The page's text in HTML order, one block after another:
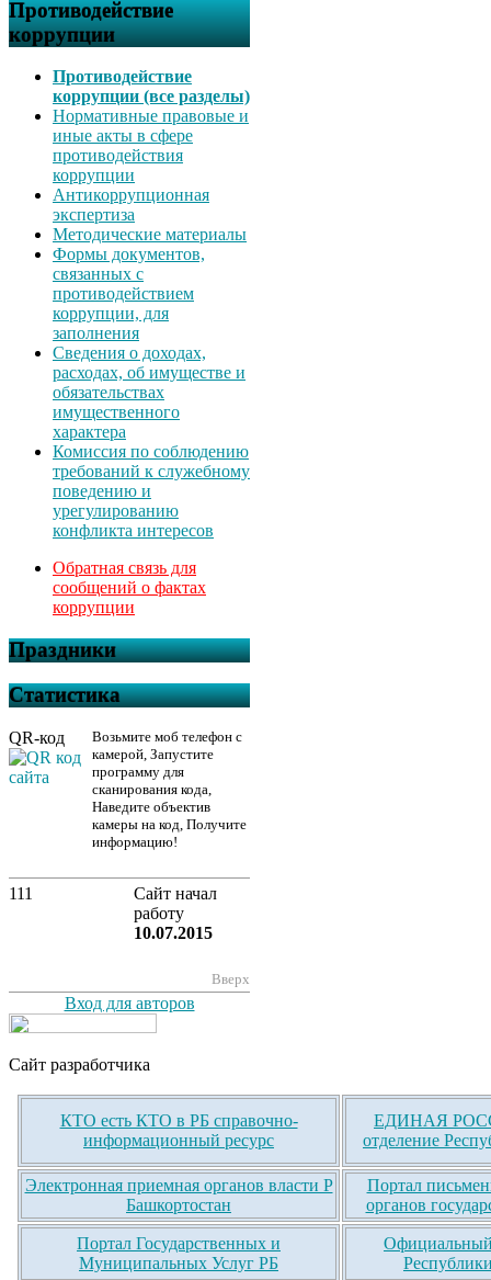
Противодействие
коррупции
Противодействие
коррупции (все разделы)
Нормативные правовые и
иные акты в сфере
противодействия
коррупции
Антикоррупционная
экспертиза
Методические материалы
Формы документов,
связанных с
противодействием
коррупции, для
заполнения
Сведения о доходах,
расходах, об имуществе и
обязательствах
имущественного
характера
Комиссия по соблюдению
требований к служебному
поведению и
урегулированию
конфликта интересов
Обратная связь для
сообщений о фактах
коррупции
Праздники
Статистика
QR-код
Возьмите моб телефон с
камерой, Запустите
программу для
сканирования кода,
Наведите объектив
камеры на код, Получите
информацию!
111
Сайт начал
работу
10.07.2015
Вверх
Вход для авторов
Сайт разработчика
КТО есть КТО в РБ справочно-
информационный ресурс
ЕДИНАЯ
отделение
Электронная приемная органов власти Р
Башкортостан
Портал
органов
Портал Государственных и
Муниципальных Услуг РБ
Официальный